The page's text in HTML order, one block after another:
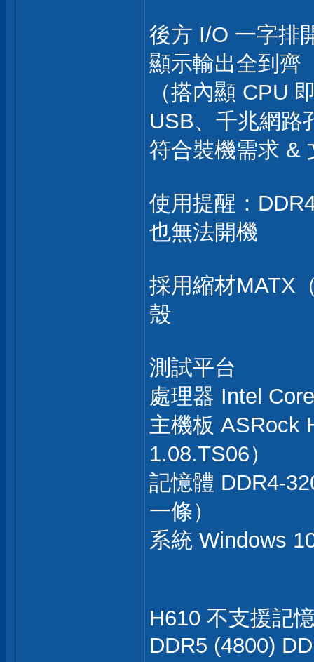
後方 I/O 一字排
顯示輸出全到齊
（搭內顯 CPU
USB、千兆網路
符合裝機需求 &
使用提醒：
也無法開機
採用縮材MATX
殼
測試平台
處理器 Intel
主機板 ASRock
1.08.TS06）
記憶體 DDR4-
一條）
系統 Windows
H610 不支援記
DDR5 (4800)